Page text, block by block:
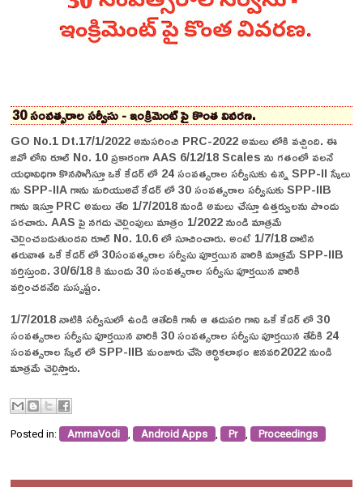
30 సంవత్సరాల సర్వీసు - ఇంక్రిమెంట్ పై కొంత వివరణ.
GO No.1 Dt.17/1/2022 అనుసరించి PRC-2022 అమలు లోకి వచ్చింది. ఈ
జివో లోని రూల్ No. 10 ప్రకారంగా AAS 6/12/18 Scales ను గతంలో వలనే
యధావిధిగా కొనసాగిస్తూ ఒకే కేడర్ లో 24 సంవత్సరాల సర్వీసుకు ఉన్న SPP-II స్కేలు
ను SPP-IIA గాను మరియుఅదే కేడర్ లో 30 సంవత్సరాల సర్వీసుకు SPP-IIB
గాను ఇస్తూ PRC అమలు తేది 1/7/2018 నుండి అమలు చేస్తూ ఉత్తర్వులను పొందు
పరచారు. AAS పై నగదు చెల్లింపులు మాత్రం 1/2022 నుండి మాత్రమే
చెల్లించబడుతుందని రూల్ No. 10.6 లో సూచించారు. అంటే 1/7/18 దాటిన
తరువాత ఒకే కేడర్ లో 30సంవత్సరాల సర్వీసు పూర్తయిన వారికి మాత్రమే SPP-IIB
వర్తిస్తుంది. 30/6/18 కి ముందు 30 సంవత్సరాల సర్వీసు పూర్తయిన వారికి
వర్తించదనేది సుస్పష్టం.
1/7/2018 నాటికి సర్వీసులో ఉండి ఆతేదికి గానీ ఆ తదుపరి గాని ఒకే కేడర్ లో 30
సంవత్సరాల సర్వీసు పూర్తయిన వారికి 30 సంవత్సరాల సర్వీసు పూర్తయిన తేదీకి 24
సంవత్సరాల స్కేల్ లో SPP-IIB మంజూరు చేసి ఆర్ధికలాభం జనవరి2022 నుండి
మాత్రమే చెల్లిస్తారు.
Posted in: AmmaVodi , Android Apps , Pr , Proceedings